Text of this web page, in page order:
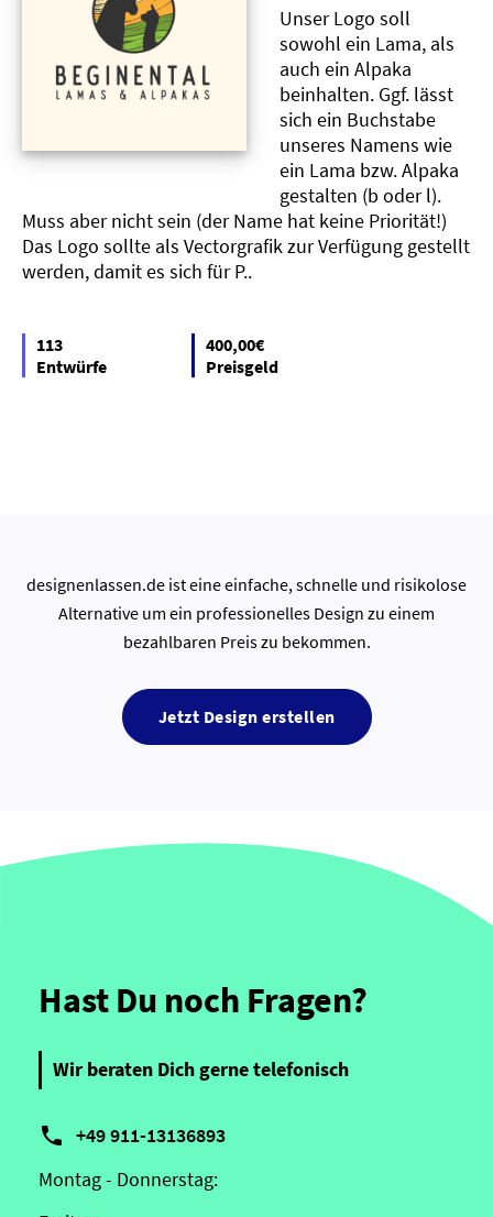
Unser Logo soll
sowohl ein Lama, als
auch ein Alpaka
beinhalten. Ggf. lässt
sich ein Buchstabe
unseres Namens wie
ein Lama bzw. Alpaka
gestalten (b oder l).
Muss aber nicht sein (der Name hat keine Priorität!)
Das Logo sollte als Vectorgrafik zur Verfügung gestellt
werden, damit es sich für P..
113
Entwürfe
400,00€
Preisgeld
designenlassen.de ist eine einfache, schnelle und risikolose
Alternative um ein professionelles Design zu einem
bezahlbaren Preis zu bekommen.
Jetzt Design erstellen
Hast Du noch Fragen?
Wir beraten Dich gerne telefonisch
 +49 911-13136893
Montag - Donnerstag: